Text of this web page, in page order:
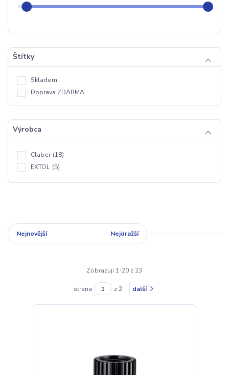
Štítky
Skladem
Doprava ZDARMA
Výrobca
Claber (18)
EXTOL (5)
Nejnovější Nejdražší
Zobrazuji 1-20 z 23
strana z 2 další